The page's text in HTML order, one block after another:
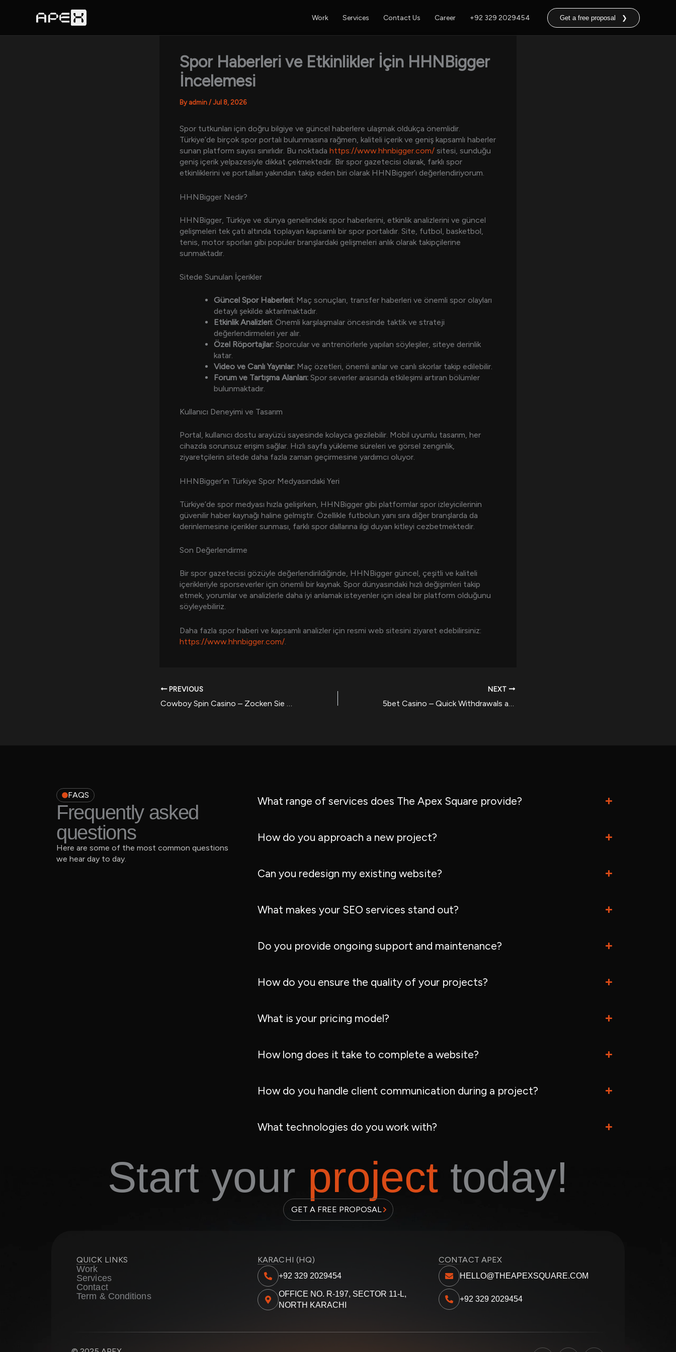
Work Services Contact Us Career +92 329 2029454 Get a free proposal ❯
Spor Haberleri ve Etkinlikler İçin HHNBigger
İncelemesi
By admin / Jul 8, 2026
Spor tutkunları için doğru bilgiye ve güncel haberlere ulaşmak oldukça önemlidir.
Türkiye’de birçok spor portalı bulunmasına rağmen, kaliteli içerik ve geniş kapsamlı haberler
sunan platform sayısı sınırlıdır. Bu noktada https://www.hhnbigger.com/ sitesi, sunduğu
geniş içerik yelpazesiyle dikkat çekmektedir. Bir spor gazetecisi olarak, farklı spor
etkinliklerini ve portalları yakından takip eden biri olarak HHNBigger’ı değerlendiriyorum.
HHNBigger Nedir?
HHNBigger, Türkiye ve dünya genelindeki spor haberlerini, etkinlik analizlerini ve güncel
gelişmeleri tek çatı altında toplayan kapsamlı bir spor portalıdır. Site, futbol, basketbol,
tenis, motor sporları gibi popüler branşlardaki gelişmeleri anlık olarak takipçilerine
sunmaktadır.
Sitede Sunulan İçerikler
Güncel Spor Haberleri: Maç sonuçları, transfer haberleri ve önemli spor olayları
detaylı şekilde aktarılmaktadır.
Etkinlik Analizleri: Önemli karşılaşmalar öncesinde taktik ve strateji
değerlendirmeleri yer alır.
Özel Röportajlar: Sporcular ve antrenörlerle yapılan söyleşiler, siteye derinlik
katar.
Video ve Canlı Yayınlar: Maç özetleri, önemli anlar ve canlı skorlar takip edilebilir.
Forum ve Tartışma Alanları: Spor severler arasında etkileşimi artıran bölümler
bulunmaktadır.
Kullanıcı Deneyimi ve Tasarım
Portal, kullanıcı dostu arayüzü sayesinde kolayca gezilebilir. Mobil uyumlu tasarım, her
cihazda sorunsuz erişim sağlar. Hızlı sayfa yükleme süreleri ve görsel zenginlik,
ziyaretçilerin sitede daha fazla zaman geçirmesine yardımcı oluyor.
HHNBigger’ın Türkiye Spor Medyasındaki Yeri
Türkiye’de spor medyası hızla gelişirken, HHNBigger gibi platformlar spor izleyicilerinin
güvenilir haber kaynağı haline gelmiştir. Özellikle futbolun yanı sıra diğer branşlarda da
derinlemesine içerikler sunması, farklı spor dallarına ilgi duyan kitleyi cezbetmektedir.
Son Değerlendirme
Bir spor gazetecisi gözüyle değerlendirildiğinde, HHNBigger güncel, çeşitli ve kaliteli
içerikleriyle sporseverler için önemli bir kaynak. Spor dünyasındaki hızlı değişimleri takip
etmek, yorumlar ve analizlerle daha iyi anlamak isteyenler için ideal bir platform olduğunu
söyleyebiliriz.
Daha fazla spor haberi ve kapsamlı analizler için resmi web sitesini ziyaret edebilirsiniz:
https://www.hhnbigger.com/.
PREVIOUS NEXT
FAQS
Frequently asked
questions
Here are some of the most common questions
we hear day to day.
What range of services does The Apex Square provide?
How do you approach a new project?
Can you redesign my existing website?
What makes your SEO services stand out?
Do you provide ongoing support and maintenance?
How do you ensure the quality of your projects?
What is your pricing model?
How long does it take to complete a website?
How do you handle client communication during a project?
What technologies do you work with?
Start your project today!
GET A FREE PROPOSAL
QUICK LINKS
Work
Services
Contact
Term & Conditions
KARACHI (HQ)
+92 329 2029454
OFFICE NO. R-197, SECTOR 11-L,
NORTH KARACHI
CONTACT APEX
HELLO@THEAPEXSQUARE.COM
+92 329 2029454